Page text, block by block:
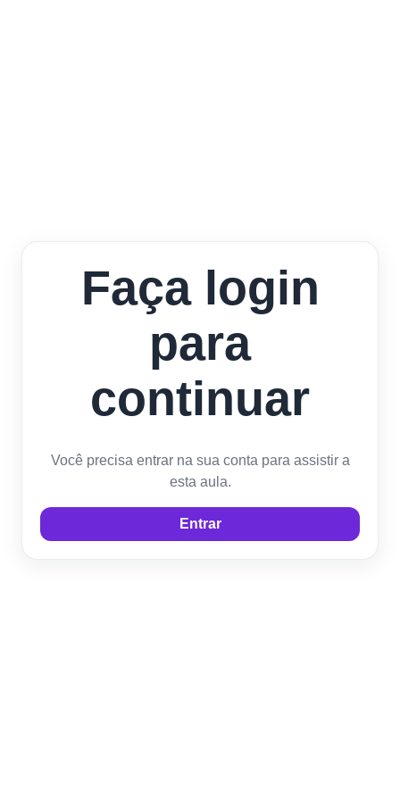
Faça login
para
continuar
Você precisa entrar na sua conta para assistir a
esta aula.
Entrar